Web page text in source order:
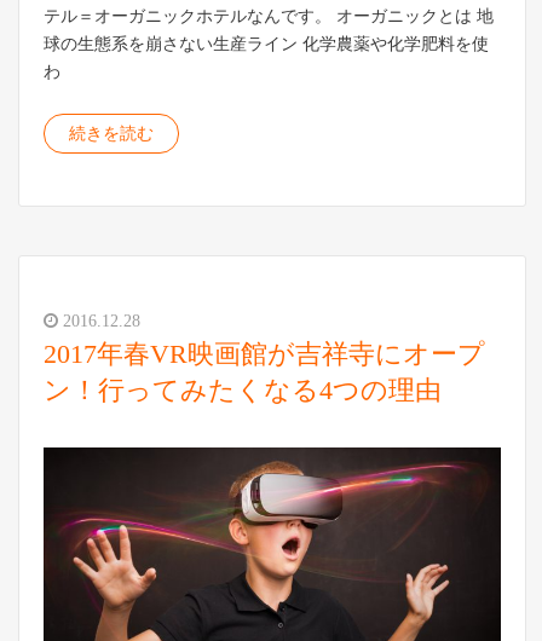
テル＝オーガニックホテルなんです。 オーガニックとは 地
球の生態系を崩さない生産ライン 化学農薬や化学肥料を使
わ
続きを読む
2016.12.28
2017年春VR映画館が吉祥寺にオープ
ン！行ってみたくなる4つの理由